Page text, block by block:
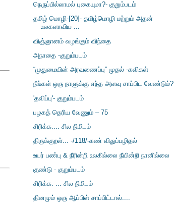
நெருப்பில்லாமல் புகையுமா?- குறும்படம்
தமிழ் மொழி-[20]- தமிழ்மொழி மற்றும் அதன்
உலகளாவிய ...
விஞ்ஞானம் வழங்கும் விந்தை
அநாதை -குறும்படம்
“முதுமையின் அரவணைப்பு” முதல் -கவிகள்
நீங்கள் ஒரு நாளுக்கு எந்த அளவு சாப்பிட வேண்டும்?
'தவிப்பு'- குறும்படம்
பழகத் தெரிய வேணும் – 75
சிரிக்க.... சில நிமிடம்
திருக்குறள்... -/118/-கண் விதுப்பழிதல்
உயர் பண்பு & நீரின்றி உலகில்லை நீயின்றி நானில்லை
குண்டு - குறும்படம்
சிரிக்க. ... சில நிமிடம்
தினமும் ஒரு ஆப்பிள் சாப்பிட்டால்....